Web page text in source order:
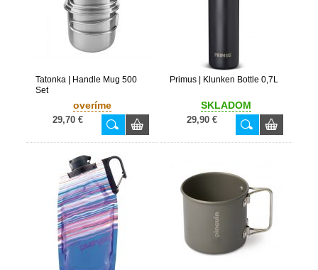
Tatonka | Handle Mug 500
Set
overíme
29,70 €
Primus | Klunken Bottle 0,7L
SKLADOM
29,90 €